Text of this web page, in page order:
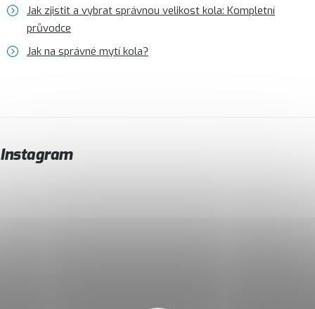
Doplňky a oblečení Qayron
Kontakt Servisní a výdejní místa
Jak zjistit a vybrat správnou velikost kola: Kompletní
průvodce
Jak na správné mytí kola?
Instagram